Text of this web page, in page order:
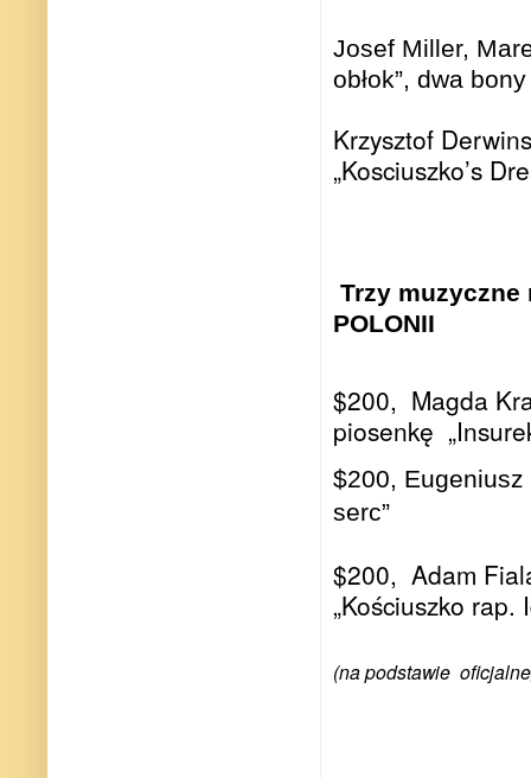
Josef Miller,
obłok”, dwa
Krzysztof
„Kosciuszko’s
Trzy muzyczne
POLONII
$200, Magda
piosenkę
$200, Eugeniusz
serc”
$200, Adam
„Kościuszko rap.
(na podstawie